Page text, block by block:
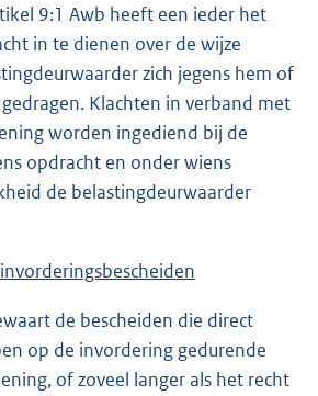
9:1 Awb heeft een ieder het
in te dienen over de wijze
zich jegens hem of
Klachten in verband met
worden ingediend bij de
opdracht en onder wiens
de belastingdeurwaarder
de bescheiden die direct
op de invordering gedurende
of zoveel langer als het recht